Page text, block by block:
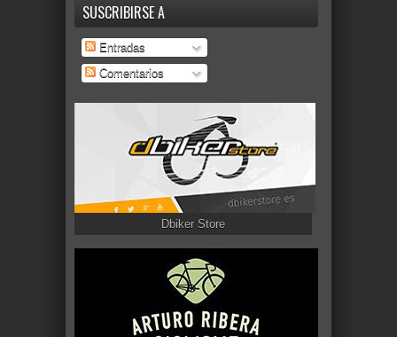
SUSCRIBIRSE A
Entradas
Comentarios
Dbiker Store